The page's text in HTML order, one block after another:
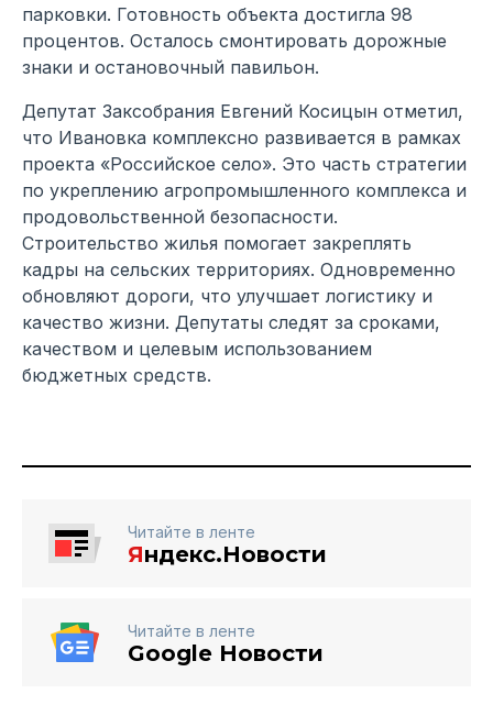
парковки. Готовность объекта достигла 98
процентов. Осталось смонтировать дорожные
знаки и остановочный павильон.
Депутат Заксобрания Евгений Косицын отметил,
что Ивановка комплексно развивается в рамках
проекта «Российское село». Это часть стратегии
по укреплению агропромышленного комплекса и
продовольственной безопасности.
Строительство жилья помогает закреплять
кадры на сельских территориях. Одновременно
обновляют дороги, что улучшает логистику и
качество жизни. Депутаты следят за сроками,
качеством и целевым использованием
бюджетных средств.
Читайте в ленте
Яндекс.Новости
Читайте в ленте
Google Новости